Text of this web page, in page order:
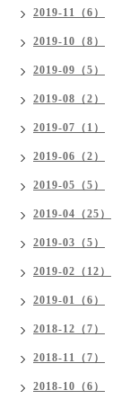
2019-11（6）
2019-10（8）
2019-09（5）
2019-08（2）
2019-07（1）
2019-06（2）
2019-05（5）
2019-04（25）
2019-03（5）
2019-02（12）
2019-01（6）
2018-12（7）
2018-11（7）
2018-10（6）